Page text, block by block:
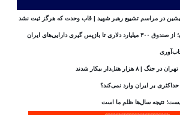
در مراسم تشییع رهبر شهید | قاب وحدت که هرگز ثبت نشد
گیری دارایی‌های ایران
هتل‌دار بیکار شدند
بر ایران وارد نمی‌کند؟
نتیجه سال‌ها ظلم ما است